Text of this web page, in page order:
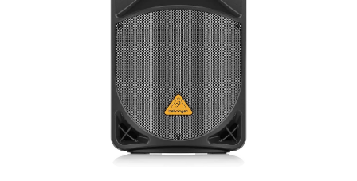
impedância de 8 Ohms. O circuito de limiter protege
a caixa contra excesso de sinal e por consequência
excesso de potência nos transdutores. Saída de
Pré-Out servo balanceada possibilitando a
interligação de várias caixas com o mesmo sinal. O
acabamento em resina epóxi preta, associado com
a tela de proteção frontal com pintura eletrostática
preta fornece alto grau de proteção e excelente